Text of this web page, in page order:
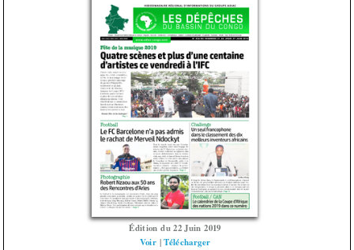
Édition du 22 Juin 2019
Voir |Télécharger